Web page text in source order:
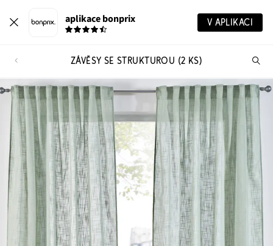
aplikace bonprix V APLIKACI
ZÁVĚSY SE STRUKTUROU (2 KS)